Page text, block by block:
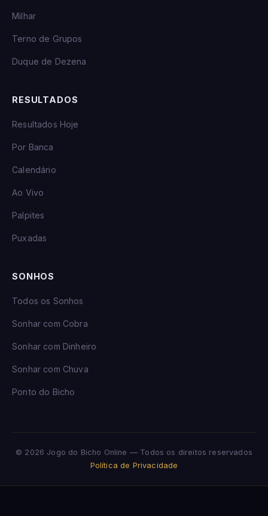
Milhar
Terno de Grupos
Duque de Dezena
RESULTADOS
Resultados Hoje
Por Banca
Calendário
Ao Vivo
Palpites
Puxadas
SONHOS
Todos os Sonhos
Sonhar com Cobra
Sonhar com Dinheiro
Sonhar com Chuva
Ponto do Bicho
© 2026 Jogo do Bicho Online — Todos os direitos reservados
Política de Privacidade